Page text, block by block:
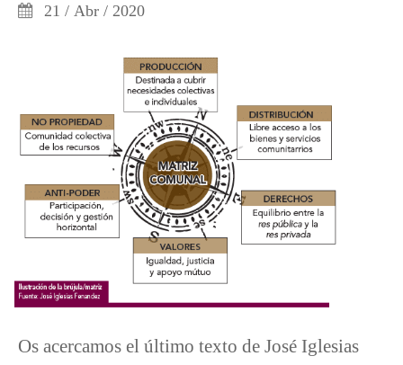
21 / Abr / 2020
Os acercamos el último texto de José Iglesias